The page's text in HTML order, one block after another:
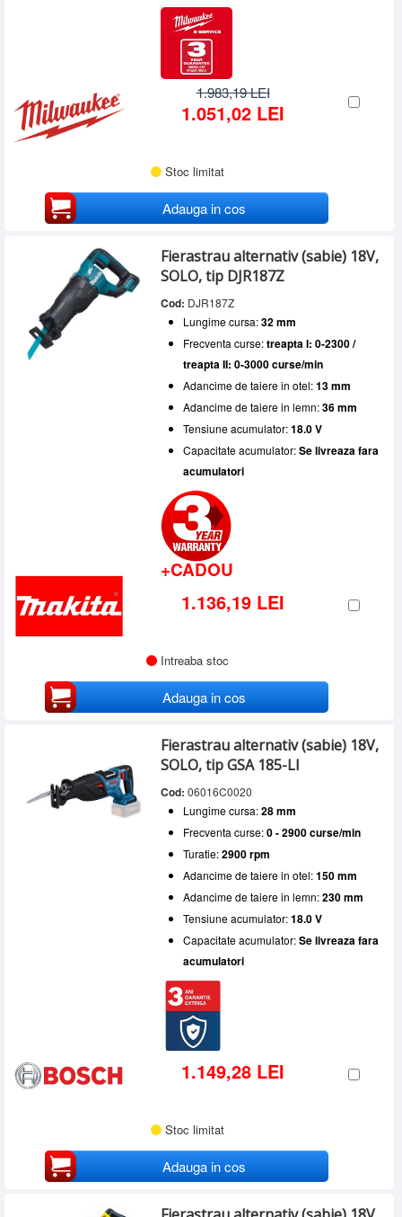
1.983,19 LEI
1.051,02 LEI
Stoc limitat
Adauga in cos
Fierastrau alternativ (sabie) 18V,
SOLO, tip DJR187Z
Cod: DJR187Z
Lungime cursa:32 mm
Frecventa curse:treapta I: 0-2300 /
treapta II: 0-3000 curse/min
Adancime de taiere in otel:13 mm
Adancime de taiere in lemn:36 mm
Tensiune acumulator:18.0 V
Capacitate acumulator:Se livreaza fara
acumulatori
+CADOU
1.136,19 LEI
Intreaba stoc
Adauga in cos
Fierastrau alternativ (sabie) 18V,
SOLO, tip GSA 185-LI
Cod: 06016C0020
Lungime cursa:28 mm
Frecventa curse:0 - 2900 curse/min
Turatie:2900 rpm
Adancime de taiere in otel:150 mm
Adancime de taiere in lemn:230 mm
Tensiune acumulator:18.0 V
Capacitate acumulator:Se livreaza fara
acumulatori
1.149,28 LEI
Stoc limitat
Adauga in cos